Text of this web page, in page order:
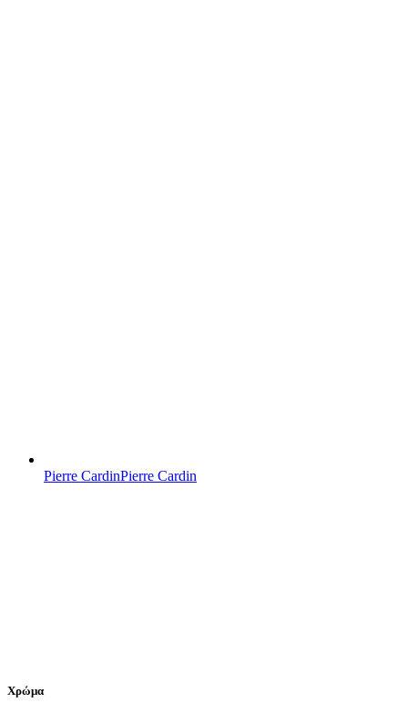
Pierre CardinPierre Cardin
Χρώμα